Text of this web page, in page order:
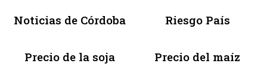
Noticias de Córdoba Riesgo País
Precio de la soja Precio del maíz